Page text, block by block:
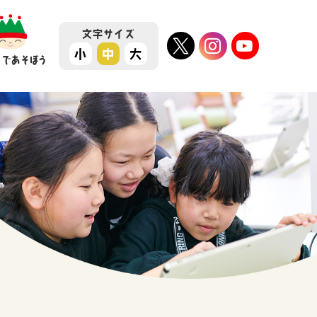
あそぼう
文字サイズ
小 中 大